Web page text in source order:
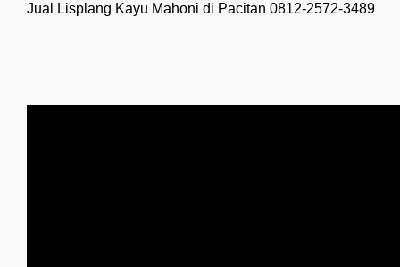
Jual Lisplang Kayu Mahoni di Pacitan 0812-2572-3489